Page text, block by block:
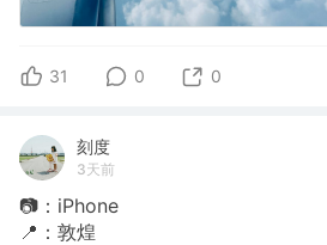
31 0 0
刻度
3天前
📷：iPhone
📍：敦煌